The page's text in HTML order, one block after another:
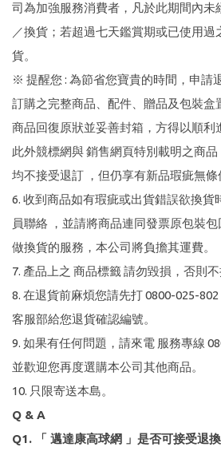
司為加強服務消費者，凡於此期間內未
／換貨；若超過七天鑑賞期或已使用
貨。
※ 提醒您 : 為節省您寶貴的時間，申請
訂購之完整商品、配件、贈品及包裝盒
商品回復原狀並妥善封箱，方得以順利
此外競標網與 銷售網頁特別載明之商品
均不接受退訂 ，但仍享有新品瑕疵無條
6. 收到商品如有瑕疵或出貨錯誤欲換貨
員聯絡 ，並請將商品連同發票原包裝
做換貨的服務，本公司將負擔其運費。
7. 產品上之 商品標籤 請勿毀損，否則
8. 在退貨前麻煩您請先打 0800-025-
客服部給您退貨確認編號。
9. 如果有任何問題，請來電 服務專線
並歡迎您再度選購本公司其他商品。
10. 只限寄送本島。
Q & A
Q1. 「 邁達康高球網 」是否可接受退